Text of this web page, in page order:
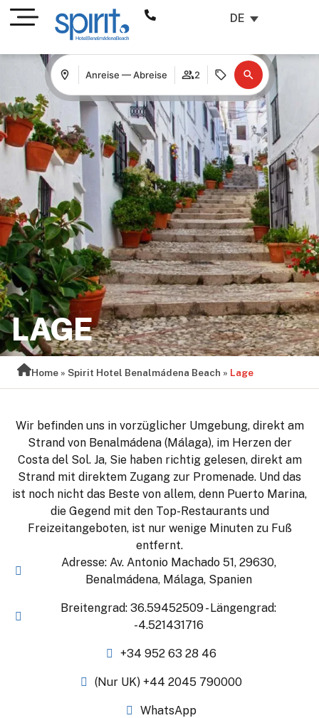
DE
Anreise — Abreise 2
LAGE
Home »Spirit Hotel Benalmádena Beach » Lage
Wir befinden uns in vorzüglicher Umgebung, direkt am
Strand von Benalmádena (Málaga), im Herzen der
Costa del Sol. Ja, Sie haben richtig gelesen, direkt am
Strand mit direktem Zugang zur Promenade. Und das
ist noch nicht das Beste von allem, denn Puerto Marina,
die Gegend mit den Top-Restaurants und
Freizeitangeboten, ist nur wenige Minuten zu Fuß
entfernt.
Adresse: Av. Antonio Machado 51, 29630,
Benalmádena, Málaga, Spanien
Breitengrad: 36.59452509 - Längengrad:
-4.521431716
+34 952 63 28 46
(Nur UK) +44 2045 790000
WhatsApp